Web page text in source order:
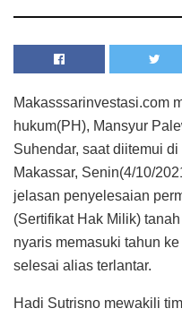
Makasssarinvestasi.com
hukum(PH), Mansyur
Suhendar, saat diitemui di
Makassar, Senin(4/10/
jelasan penyelesaian
(Sertifikat Hak Milik)
nyaris memasuki tahun
selesai alias terlantar.
Hadi Sutrisno mewakili